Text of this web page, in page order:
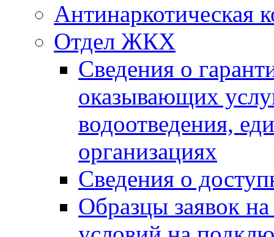
Антинаркотическая
Отдел ЖКХ
Сведения о
оказывающих
водоотведения,
организациях
Сведения о
Образцы заявок